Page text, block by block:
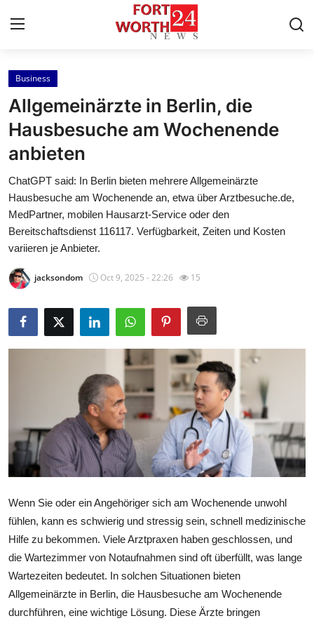
Home
Contact
Press Release
Privacy Policy
About
Health
Advertise with US
Crypto
Business
Finance
Tech
Real Estate
General
Business
Allgemeinärzte in Berlin, die
Hausbesuche am Wochenende
anbieten
ChatGPT said: In Berlin bieten mehrere Allgemeinärzte
Hausbesuche am Wochenende an, etwa über Arztbesuche.de,
MedPartner, mobilen Hausarzt-Service oder den
Bereitschaftsdienst 116117. Verfügbarkeit, Zeiten und Kosten
variieren je Anbieter.
jacksondom Oct 9, 2025 - 22:26 15
Wenn Sie oder ein Angehöriger sich am Wochenende unwohl
fühlen, kann es schwierig und stressig sein, schnell medizinische
Hilfe zu bekommen. Viele Arztpraxen haben geschlossen, und
die Wartezimmer von Notaufnahmen sind oft überfüllt, was lange
Wartezeiten bedeutet. In solchen Situationen bieten
Allgemeinärzte in Berlin, die Hausbesuche am Wochenende
durchführen, eine wichtige Lösung. Diese Ärzte bringen